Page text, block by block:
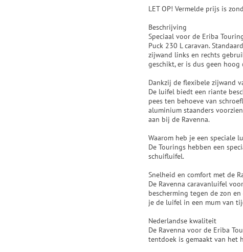
LET OP! Vermelde prijs is
Beschrijving
Speciaal voor de Eriba
Puck 230 L caravan.
zijwand links en rechts
geschikt, er is dus geen hoog
Dankzij de flexibele zijwand
De luifel biedt een riante
pees ten behoeve van
aluminium staanders
aan bij de Ravenna.
Waarom heb je een speciale
De Tourings hebben een
schuifluifel.
Snelheid en comfort met de
De Ravenna caravanluifel
bescherming tegen de zon
je de luifel in een mum van
Nederlandse kwaliteit
De Ravenna voor de Eriba
tentdoek is gemaakt van het